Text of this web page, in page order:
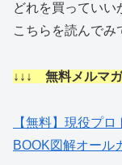
どれを買っていい
こちらを読んでみ
↓↓↓ 無料メルマ
【無料】現役プ
BOOK図解オー